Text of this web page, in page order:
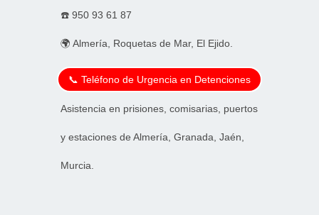
☎️ 950 93 61 87
🌍 Almería, Roquetas de Mar, El Ejido.
📞 Teléfono de Urgencia en Detenciones
Asistencia en prisiones, comisarias, puertos
y estaciones de Almería, Granada, Jaén,
Murcia.